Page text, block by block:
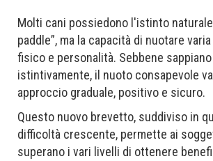
Molti cani possiedono l'istinto naturale
paddle”, ma la capacità di nuotare
fisico e personalità. Sebbene
istintivamente, il nuoto consapevole
approccio graduale, positivo e sicuro.
Questo nuovo brevetto, suddiviso in
difficoltà crescente, permette ai
superano i vari livelli di ottenere